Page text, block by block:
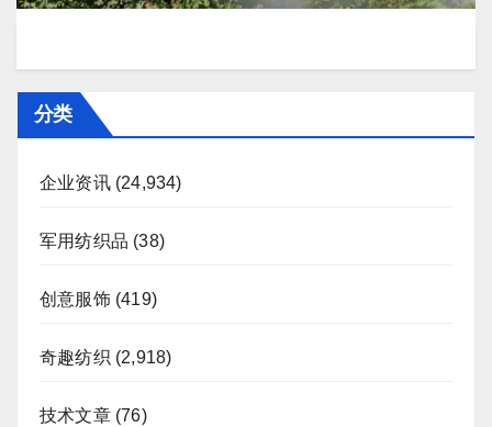
分类
企业资讯(24,934)
军用纺织品 (38)
创意服饰(419)
奇趣纺织 (2,918)
技术文章(76)